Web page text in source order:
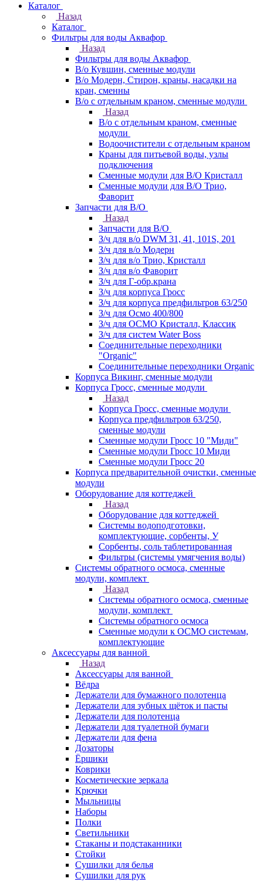
Каталог
Назад
Каталог
Фильтры для воды Аквафор
Назад
Фильтры для воды Аквафор
В/о Кувшин, сменные модули
В/о Модерн, Стирон, краны, насадки на
кран, сменны
В/о с отдельным краном, сменные модули
Назад
В/о с отдельным краном, сменные
модули
Водоочистители с отдельным краном
Краны для питьевой воды, узлы
подключения
Сменные модули для В/О Кристалл
Сменные модули для В/О Трио,
Фаворит
Запчасти для В/О
Назад
Запчасти для В/О
З/ч для в/о DWM 31, 41, 101S, 201
З/ч для в/о Модерн
З/ч для в/о Трио, Кристалл
З/ч для в/о Фаворит
З/ч для Г-обр.крана
З/ч для корпуса Гросс
З/ч для корпуса предфильтров 63/250
З/ч для Осмо 400/800
З/ч для ОСМО Кристалл, Классик
З/ч для систем Water Boss
Соединительные переходники
"Organic"
Соединительные переходники Organic
Корпуса Викинг, сменные модули
Корпуса Гросс, сменные модули
Назад
Корпуса Гросс, сменные модули
Корпуса предфильтров 63/250,
сменные модули
Сменные модули Гросс 10 "Миди"
Сменные модули Гросс 10 Миди
Сменные модули Гросс 20
Корпуса предварительной очистки, сменные
модули
Оборудование для коттеджей
Назад
Оборудование для коттеджей
Системы водоподготовки,
комплектующие, сорбенты, У
Сорбенты, соль таблетированная
Фильтры (системы умягчения воды)
Системы обратного осмоса, сменные
модули, комплект
Назад
Системы обратного осмоса, сменные
модули, комплект
Системы обратного осмоса
Сменные модули к ОСМО системам,
комплектующие
Аксессуары для ванной
Назад
Аксессуары для ванной
Вёдра
Держатели для бумажного полотенца
Держатели для зубных щёток и пасты
Держатели для полотенца
Держатели для туалетной бумаги
Держатели для фена
Дозаторы
Ёршики
Коврики
Косметические зеркала
Крючки
Мыльницы
Наборы
Полки
Светильники
Стаканы и подстаканники
Стойки
Сушилки для белья
Сушилки для рук